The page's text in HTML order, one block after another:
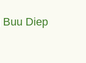
Buu Diep